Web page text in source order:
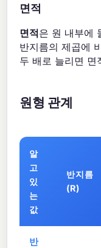
면적
면적은 원 내부에
반지름의 제곱에
두 배로 늘리면
원형 관계
알
고
있
는
값
반지름
(R)
반